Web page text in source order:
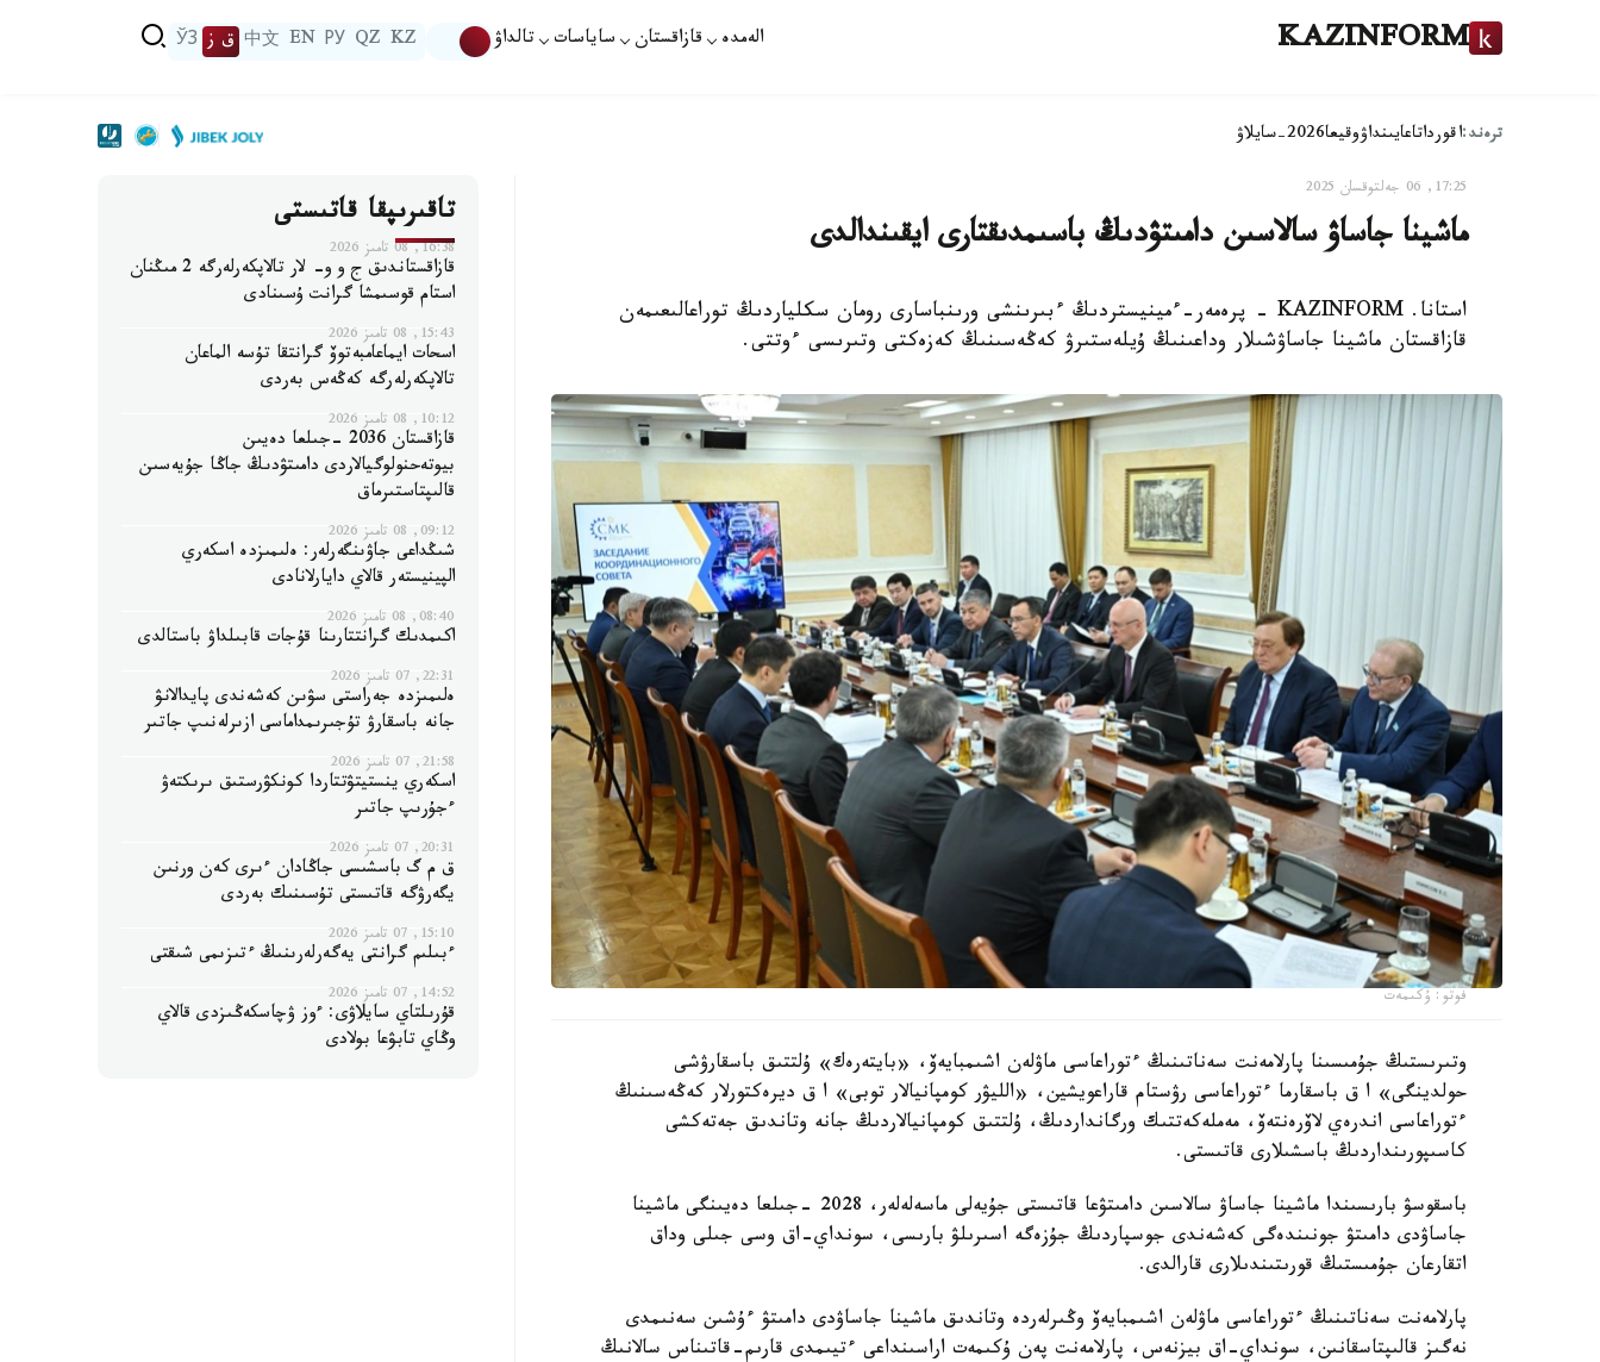
KAZINFORM الەمدە قازاقستان ساياسات تالداۋ KZ
QZ
РУ
EN
中文 ق ز ЎЗ
ترەند:اقورداتاعايىنداۋوقيعا2026-سايلاۋ
17:25, 06 جەلتوقسان 2025
ماشينا جاساۋ سالاسىن دامىتۋدىڭ باسىمدىقتارى ايقىندالدى
استانا. KAZINFORM - پرەمەر-ءمينيستردىڭ ءبىرىنشى ورىنباسارى رومان سكلياردىڭ توراعالىعىمەن
قازاقستان ماشينا جاساۋشىلار وداعىنىڭ ۇيلەستىرۋ كەڭەسىنىڭ كەزەكتى وتىرىسى ءوتتى.
فوتو: ۇكىمەت
وتىرىستىڭ جۇمىسىنا پارلامەنت سەناتىنىڭ ءتوراعاسى ماۋلەن اشىمبايەۆ، «بايتەرەك» ۇلتتىق باسقارۋشى
حولدينگى» ا ق باسقارما ءتوراعاسى رۋستام قاراعويشين، «الليۋر كومپانيالار توبى» ا ق ديرەكتورلار كەڭەسىنىڭ
ءتوراعاسى اندرەي لاۆرەنتەۆ، مەملەكەتتىك ورگانداردىڭ، ۇلتتىق كومپانيالاردىڭ جانە وتاندىق جەتەكشى
كاسىپورىنداردىڭ باسشىلارى قاتىستى.
باسقوسۋ بارىسىندا ماشينا جاساۋ سالاسىن دامىتۋعا قاتىستى جۇيەلى ماسەلەلەر، 2028 -جىلعا دەيىنگى ماشينا
جاساۋدى دامىتۋ جونىندەگى كەشەندى جوسپاردىڭ جۇزەگە اسىرىلۋ بارىسى، سونداي-اق وسى جىلى وداق
اتقارعان جۇمىستىڭ قورىتىندىلارى قارالدى.
پارلامەنت سەناتىنىڭ ءتوراعاسى ماۋلەن اشىمبايەۆ وڭىرلەردە وتاندىق ماشينا جاساۋدى دامىتۋ ءۇشىن سەنىمدى
نەگىز قالىپتاسقانىن، سونداي-اق بيزنەس، پارلامەنت پەن ۇكىمەت اراسىنداعى ءتيىمدى قارىم-قاتىناس سالانىڭ
تاقىرىپقا قاتىستى
16:38, 08 تامىز 2026
قازاقستاندىق ج و و- لار تالاپكەرلەرگە 2 مىڭنان
استام قوسىمشا گرانت ۇسىنادى
15:43, 08 تامىز 2026
اسحات ايماعامبەتوۆ گرانتقا تۇسە الماعان
تالاپكەرلەرگە كەڭەس بەردى
10:12, 08 تامىز 2026
قازاقستان 2036 -جىلعا دەيىن
بيوتەحنولوگيالاردى دامىتۋدىڭ جاڭا جۇيەسىن
قالىپتاستىرماق
09:12, 08 تامىز 2026
شىڭداعى جاۋىنگەرلەر: ەلىمىزدە اسكەري
الپينيستەر قالاي دايارلانادى
08:40, 08 تامىز 2026
اكىمدىك گرانتتارىنا قۇجات قابىلداۋ باستالدى
22:31, 07 تامىز 2026
ەلىمىزدە جەراستى سۋىن كەشەندى پايدالانۋ
جانە باسقارۋ تۇجىرىمداماسى ازىرلەنىپ جاتىر
21:58, 07 تامىز 2026
اسكەري ينستيتۋتتاردا كونكۋرستىق ىرىكتەۋ
ءجۇرىپ جاتىر
20:31, 07 تامىز 2026
ق م گ باسشىسى جاڭادان ءىرى كەن ورنىن
يگەرۋگە قاتىستى تۇسىنىك بەردى
15:10, 07 تامىز 2026
ءبىلىم گرانتى يەگەرلەرىنىڭ ءتىزىمى شىقتى
14:52, 07 تامىز 2026
قۇرىلتاي سايلاۋى: ءوز ۋچاسكەڭىزدى قالاي
وڭاي تابۋعا بولادى